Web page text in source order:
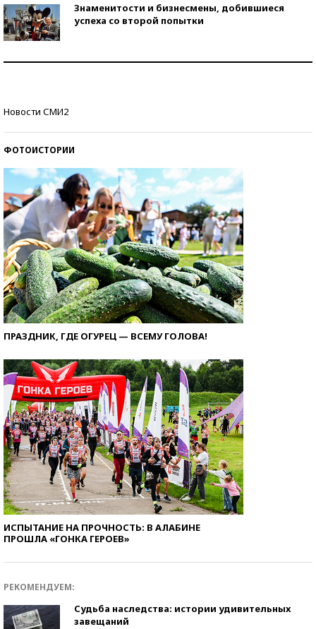
Знаменитости и бизнесмены, добившиеся
успеха со второй попытки
Новости СМИ2
ФОТОИСТОРИИ
ПРАЗДНИК, ГДЕ ОГУРЕЦ — ВСЕМУ ГОЛОВА!
ИСПЫТАНИЕ НА ПРОЧНОСТЬ: В АЛАБИНЕ
ПРОШЛА «ГОНКА ГЕРОЕВ»
РЕКОМЕНДУЕМ:
Судьба наследства: истории удивительных
завещаний